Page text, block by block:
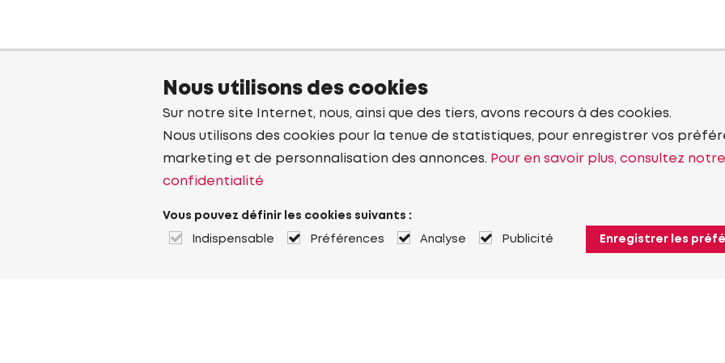
Nous utilisons des cookies
Sur notre site Internet, nous, ainsi que des tiers, avons recours à des cookies.
Nous utilisons des cookies pour la tenue de statistiques, pour enregistrer vos
marketing et de personnalisation des annonces. Pour en savoir plus, consultez
confidentialité
Vous pouvez définir les cookies suivants :
Indispensable Préférences Analyse Publicité Enregistrer les